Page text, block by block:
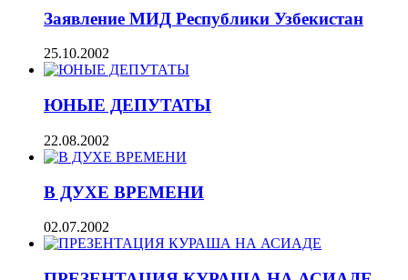
Заявление МИД Республики Узбекистан
25.10.2002
ЮНЫЕ ДЕПУТАТЫ
22.08.2002
В ДУХЕ ВРЕМЕНИ
02.07.2002